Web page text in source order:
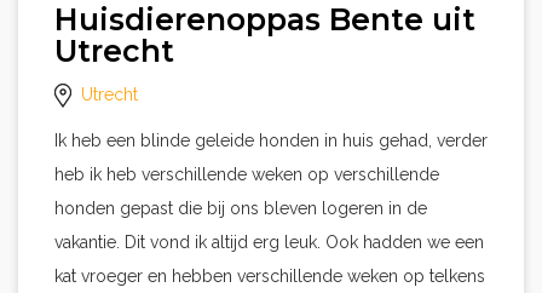
Huisdierenoppas Bente uit
Utrecht
Utrecht
Ik heb een blinde geleide honden in huis gehad, verder
heb ik heb verschillende weken op verschillende
honden gepast die bij ons bleven logeren in de
vakantie. Dit vond ik altijd erg leuk. Ook hadden we een
kat vroeger en hebben verschillende weken op telkens